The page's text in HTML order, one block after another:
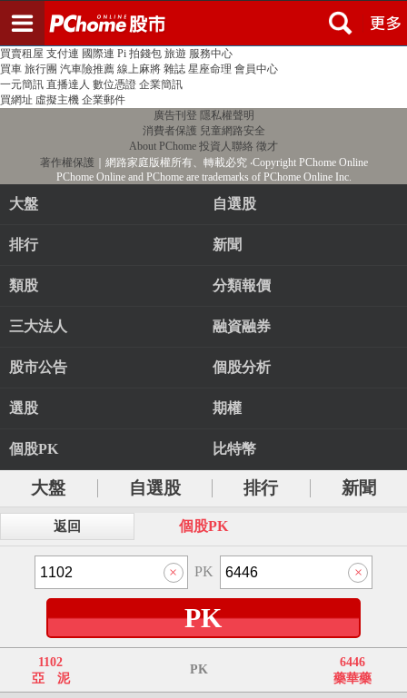
PChome首頁 線上購物 24h購物 書店
買賣租屋 支付連 國際連 Pi 拍錢包 旅遊 服務中心
買車 旅行團 汽車險推薦 線上麻將 雜誌 星座命理 會員中心
一元簡訊 直播達人 數位憑證 企業簡訊
買網址 虛擬主機 企業郵件
廣告刊登 隱私權聲明
消費者保護 兒童網路安全
About PChome 投資人聯絡 徵才
著作權保護 ｜網路家庭版權所有、轉載必究‧Copyright PChome Online
PChome Online and PChome are trademarks of PChome Online Inc.
大盤 自選股
排行 新聞
類股 分類報價
三大法人 融資融券
股市公告 個股分析
選股 期權
個股PK 比特幣
大盤 自選股 排行 新聞
返回 個股PK
PK
PK
1102
亞 泥
PK
6446
藥華藥